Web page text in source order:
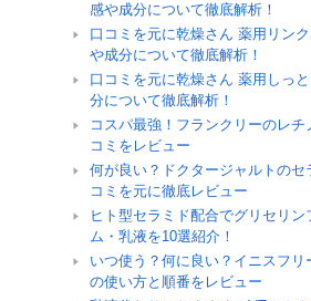
感や成分について徹底解析！
口コミを元に乾燥さん 薬用リン
や成分について徹底解析！
口コミを元に乾燥さん 薬用しっ
分について徹底解析！
コスパ最強！フランクリーのレ
コミをレビュー
何が良い？ドクタージャルトのセ
コミを元に徹底レビュー
ヒト型セラミド配合でグリセリ
ム・乳液を10選紹介！
いつ使う？何に良い？イニスフリ
の使い方と順番をレビュー